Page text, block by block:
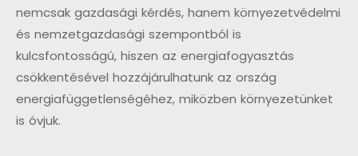
nemcsak gazdasági kérdés, hanem környezetvédelmi
és nemzetgazdasági szempontból is
kulcsfontosságú, hiszen az energiafogyasztás
csökkentésével hozzájárulhatunk az ország
energiafüggetlenségéhez, miközben környezetünket
is óvjuk.